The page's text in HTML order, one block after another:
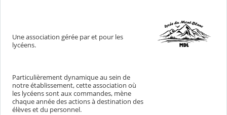
Une association gérée par et pour les
lycéens.
Particulièrement dynamique au sein de
notre établissement, cette association où
les lycéens sont aux commandes, mène
chaque année des actions à destination des
élèves et du personnel.